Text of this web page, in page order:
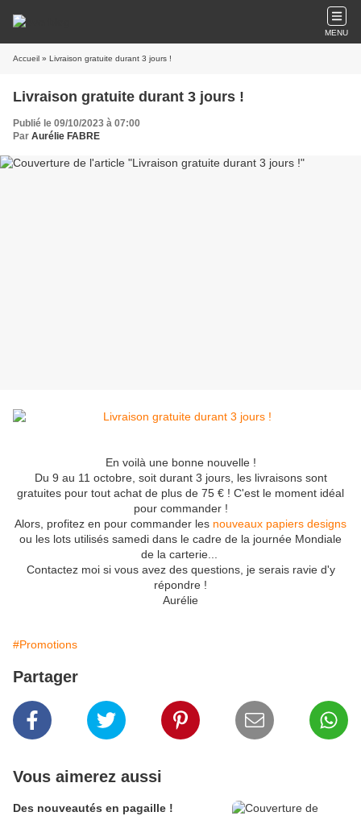
MENU
Accueil » Livraison gratuite durant 3 jours !
Livraison gratuite durant 3 jours !
Publié le 09/10/2023 à 07:00
Par Aurélie FABRE
En voilà une bonne nouvelle !
Du 9 au 11 octobre, soit durant 3 jours, les livraisons sont
gratuites pour tout achat de plus de 75 € ! C'est le moment idéal
pour commander !
Alors, profitez en pour commander les nouveaux papiers designs
ou les lots utilisés samedi dans le cadre de la journée Mondiale
de la carterie...
Contactez moi si vous avez des questions, je serais ravie d'y
répondre !
Aurélie
#Promotions
Partager
Vous aimerez aussi
Des nouveautés en pagaille !